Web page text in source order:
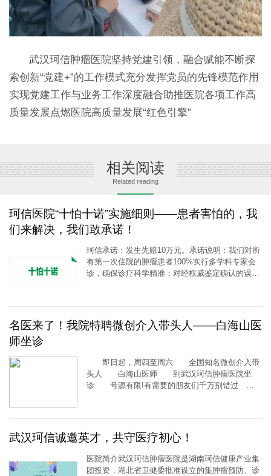
武汉珂信肿瘤医院坚持党建引领，融合赋能不断探
索创新“党建+”的工作模式充分发挥党员的先锋模范作用
实现党建工作与业务工作深度融合助推医院各项工作高
质量发展点燃医院高质量发展“红色引擎”
相关阅读
Related reading
珂信医院“十怕十诺”实施细则——患者害怕的，我
们来解决，我们敢承诺！
珂信承诺：发生先赔10万元。承诺说明：我们对所
有第一次住院的肿瘤患者100%实行多学科专家会
诊，确保诊疗科学精准；对经权威鉴定确认的误诊
[详细]
名医来了！我院特聘微创介入带头人——白海山医
师坐诊
即日起，周四至周六 全国知名微创介入带
头人‍ 白海山医师 到武汉珂信肿瘤医院坐
诊 号源有限!有需要的朋友们千万别错过
武汉珂信诚邀英才，共守医疗初心！
医院简介武汉珂信肿瘤医院是湖南珂信健康产业集
团投资，湖北省卫健委批准设立的集肿瘤预防、诊